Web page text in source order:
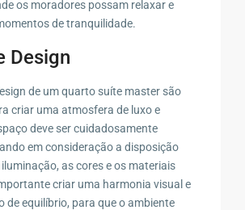
os moradores possam relaxar e
de tranquilidade.
Design
de um quarto suíte master são
criar uma atmosfera de luxo e
deve ser cuidadosamente
em consideração a disposição
as cores e os materiais
criar uma harmonia visual e
de equilíbrio, para que o ambiente